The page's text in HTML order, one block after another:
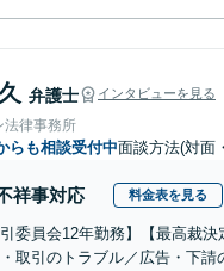
弁護士 インタビューを見る
法律事務所
らも相談受付中面談方法(対面
祥事対応 料金表を見る
引委員会12年勤務】【最高裁
取引のトラブル／広告・下